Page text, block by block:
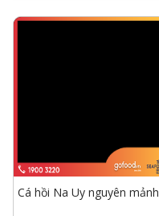
Cá hồi Na Uy nguyên mảnh